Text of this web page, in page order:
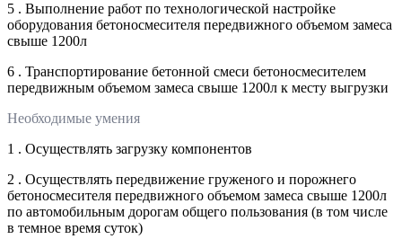
5 . Выполнение работ по технологической настройке
оборудования бетоносмесителя передвижного объемом замеса
свыше 1200л
6 . Транспортирование бетонной смеси бетоносмесителем
передвижным объемом замеса свыше 1200л к месту выгрузки
Необходимые умения
1 . Осуществлять загрузку компонентов
2 . Осуществлять передвижение груженого и порожнего
бетоносмесителя передвижного объемом замеса свыше 1200л
по автомобильным дорогам общего пользования (в том числе
в темное время суток)